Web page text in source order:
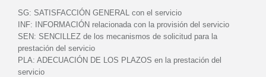
SG: SATISFACCIÓN GENERAL con el servicio
INF:
INFORMACIÓN relacionada con la provisión del servicio
SEN: SENCILLEZ de los mecanismos de solicitud para la
prestación del servicio
PLA: ADECUACIÓN DE LOS PLAZOS en la prestación del
servicio